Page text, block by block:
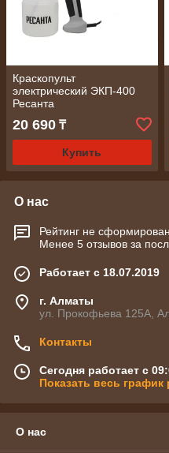
Краскопульт
электрический ЭКП-400
Ресанта
20 690 ₸
Купить
О нас
Рейтинг не сформирован
Менее 5 отзывов за
Работает с 18.07.2019
г. Алматы
ул. Прокофьева 125А,
Контакты
Сегодня работает с
Показать весь график
О нас